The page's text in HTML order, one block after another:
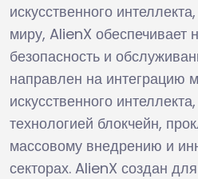
искусственного
миру, AlienX обеспечивает
безопасность и
направлен на интеграцию
искусственного
технологией блокчейн,
массовому внедрению и
секторах. AlienX создан